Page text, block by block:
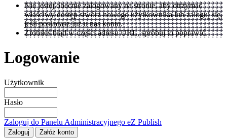
Nie jestej obecnie zalogowany na stronie, aby otrzymać
właściwy dostęp stwórz nowego użytkownika lub zaloguj się,
jeśli posiadasz już u nas konto.
Zrobiłeś błąd w części adresu URL, spróbuj to poprawić.
Logowanie
Użytkownik
Hasło
Zaloguj do Panelu Administracyjnego eZ Publish